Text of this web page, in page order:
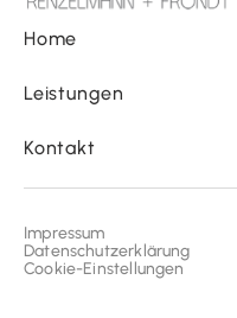
Home
Leistungen
Kontakt
Impressum
Datenschutzerklärung
Cookie-Einstellungen